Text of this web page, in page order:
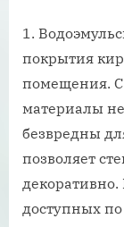
покрытия
помещения. С
материалы
безвредны
позволяет
доступных